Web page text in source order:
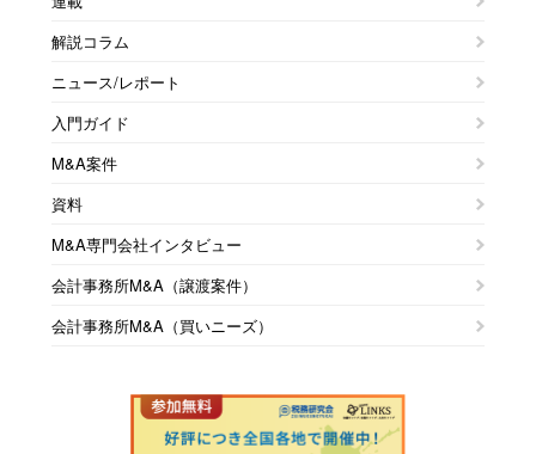
解説コラム
ニュース/レポート
入門ガイド
M&A案件
資料
M&A専門会社インタビュー
会計事務所M&A（譲渡案件）
会計事務所M&A（買いニーズ）